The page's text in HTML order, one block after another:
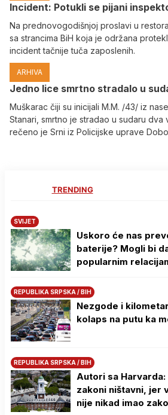
Incident: Potukli se pijani
Na prednovogodišnjoj proslavi u
sa strancima BiH koja je održana
incident tačnije tuča zaposlenih.
ARHIVA
Јedno lice smrtno stradalo u
Muškarac čiji su inicijali M.M. /43/ iz
Stanari, smrtno je stradao u sudaru dva
rečeno je Srni iz Policijske uprave
TRENDING
SVIJET
Uskoro će nas
baterije? Mogli bi
popularnim
REPUBLIKA SRPSKA / BIH
Nezgode i
kolaps na putu ka
REPUBLIKA SRPSKA / BIH
Autori sa
zakoni ništavni, jer
nije nikad imao